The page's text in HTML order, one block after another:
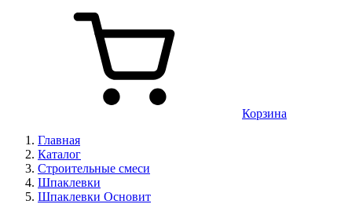
Корзина
Главная
Каталог
Строительные смеси
Шпаклевки
Шпаклевки Основит